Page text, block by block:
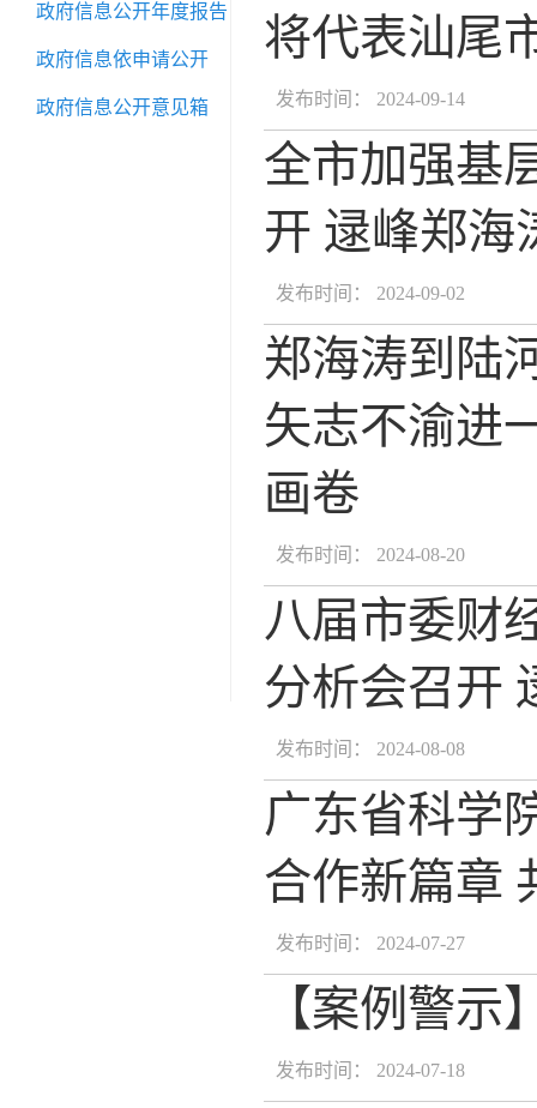
政府信息公开年度报告
政府信息依申请公开
政府信息公开意见箱
将代表汕尾
发布时间： 2024-09-14
全市加强基
开 逯峰郑海
发布时间： 2024-09-02
郑海涛到陆
矢志不渝进
画卷
发布时间： 2024-08-20
八届市委财
分析会召开
发布时间： 2024-08-08
广东省科学
合作新篇章
发布时间： 2024-07-27
【案例警示
发布时间： 2024-07-18